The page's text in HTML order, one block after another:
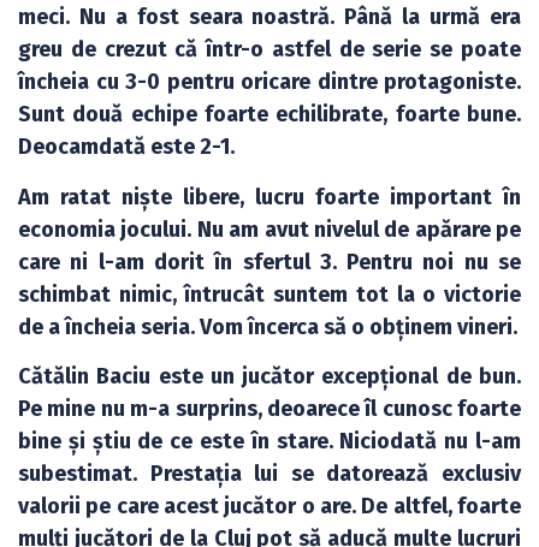
meci. Nu a fost seara noastră. Până la urmă era
greu de crezut că într-o astfel de serie se poate
încheia cu 3-0 pentru oricare dintre protagoniste.
Sunt două echipe foarte echilibrate, foarte bune.
Deocamdată este 2-1.
Am ratat niște libere, lucru foarte important în
economia jocului. Nu am avut nivelul de apărare pe
care ni l-am dorit în sfertul 3. Pentru noi nu se
schimbat nimic, întrucât suntem tot la o victorie
de a încheia seria. Vom încerca să o obținem vineri.
Cătălin Baciu este un jucător excepțional de bun.
Pe mine nu m-a surprins, deoarece îl cunosc foarte
bine și știu de ce este în stare. Niciodată nu l-am
subestimat. Prestația lui se datorează exclusiv
valorii pe care acest jucător o are. De altfel, foarte
mulți jucători de la Cluj pot să aducă multe lucruri